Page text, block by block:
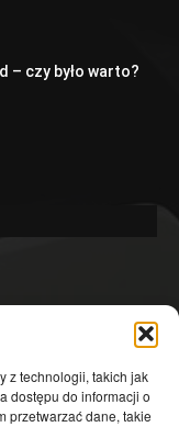
z technologii, takich jak
dostępu do informacji o
przetwarzać dane, takie
– czy było warto?
4602
4364